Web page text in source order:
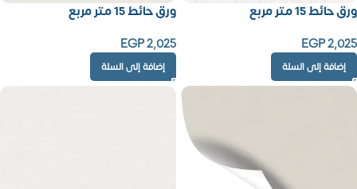
ورق حائط 15 متر مربع
EGP2,025
إضافة إلى السلة
ورق حائط 15 متر مربع
EGP2,025
إضافة إلى السلة